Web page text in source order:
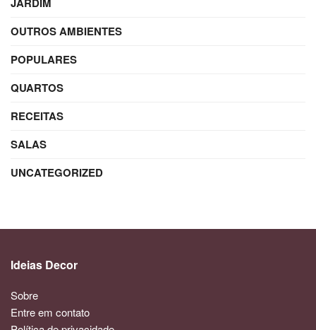
OUTROS AMBIENTES
POPULARES
QUARTOS
RECEITAS
SALAS
UNCATEGORIZED
Ideias Decor
Sobre
Entre em contato